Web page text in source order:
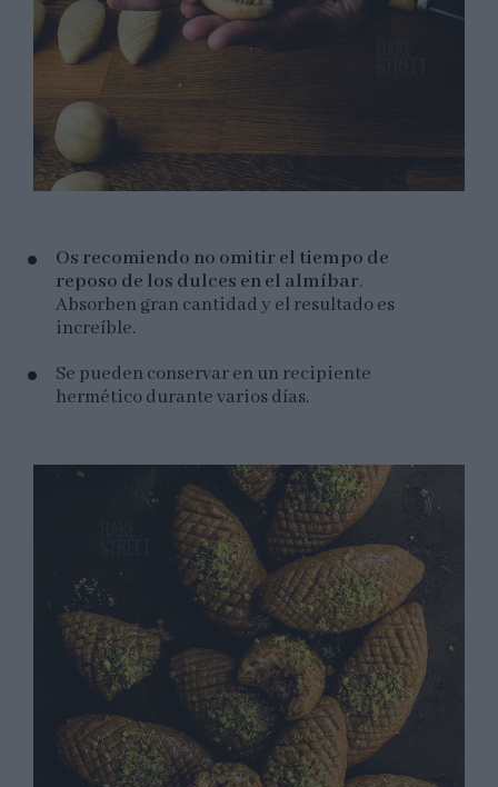
Os recomiendo no omitir el tiempo de
reposo de los dulces en el almíbar.
Absorben gran cantidad y el resultado es
increíble.
Se pueden conservar en un recipiente
hermético durante varios días.